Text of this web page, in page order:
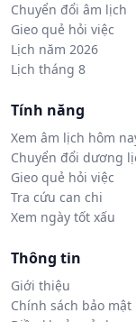
Chuyển đổi âm lịch
Gieo quẻ hỏi việc
Lịch năm 2026
Lịch tháng 8
Tính năng
Xem âm lịch hôm
Chuyển đổi dương
Gieo quẻ hỏi việc
Tra cứu can chi
Xem ngày tốt xấu
Thông tin
Giới thiệu
Chính sách bảo mật